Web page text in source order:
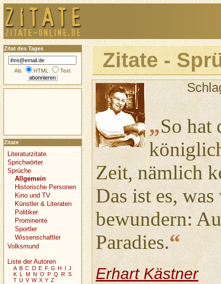
Zitate -
„So hat
Zeit, nämlich
Das ist es,
bewundern:
Paradies.“
Erhart Kästner
Zitat des Tages
Als HTML Text
Zitate
Literaturzitate
Sprichwörter
Sprüche
Allgemein
Historische Personen
Kino und TV
Künstler & Literaten
Politiker
Prominente
Sportler
Wissenschaftler
Volksmund
Liste der Autoren
A B C D E F G H I J
K L M N O P Q R S
T U V W X Y Z